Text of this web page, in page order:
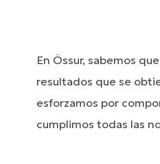
En Össur, sabemos
resultados que se
esforzamos por
cumplimos todas las